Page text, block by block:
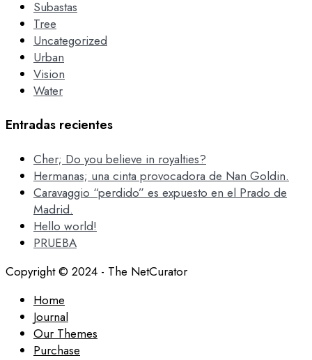
Subastas
Tree
Uncategorized
Urban
Vision
Water
Entradas recientes
Cher; Do you believe in royalties?
Hermanas; una cinta provocadora de Nan Goldin.
Caravaggio “perdido” es expuesto en el Prado de
Madrid.
Hello world!
PRUEBA
Copyright © 2024 - The NetCurator
Home
Journal
Our Themes
Purchase